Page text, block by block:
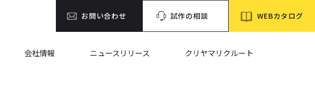
お問い合わせ 試作の相談 WEBカタログ
会社情報 ニュースリリース クリヤマリクルート